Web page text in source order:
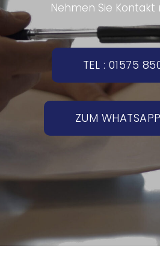
Nehmen Sie Kontakt
TEL : 01575
ZUM